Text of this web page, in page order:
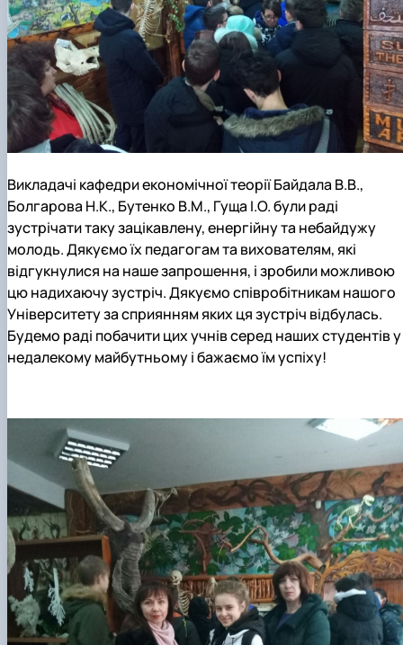
Викладачі кафедри економічної теорії Байдала В.В.,
Болгарова Н.К., Бутенко В.М., Гуща І.О. були раді
зустрічати таку зацікавлену, енергійну та небайдужу
молодь. Дякуємо їх педагогам та вихователям, які
відгукнулися на наше запрошення, і зробили можливою
цю надихаючу зустріч. Дякуємо співробітникам нашого
Університету за сприянням яких ця зустріч відбулась.
Будемо раді побачити цих учнів серед наших студентів у
недалекому майбутньому і бажаємо їм успіху!